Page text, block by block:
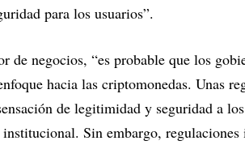
para los usuarios”.
de negocios, “es probable que los
hacia las criptomonedas. Unas
de legitimidad y seguridad a
Sin embargo, regulaciones